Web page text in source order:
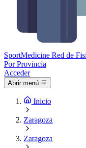
SportMedicine Red de
Por Provincia
Acceder
Abrir menú
Inicio
Zaragoza
Zaragoza